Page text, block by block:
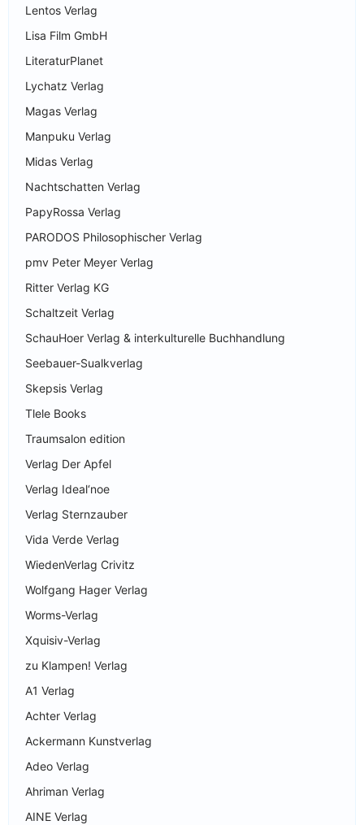
Lentos Verlag
Lisa Film GmbH
LiteraturPlanet
Lychatz Verlag
Magas Verlag
Manpuku Verlag
Midas Verlag
Nachtschatten Verlag
PapyRossa Verlag
PARODOS Philosophischer Verlag
pmv Peter Meyer Verlag
Ritter Verlag KG
Schaltzeit Verlag
SchauHoer Verlag & interkulturelle Buchhandlung
Seebauer-Sualkverlag
Skepsis Verlag
Tlele Books
Traumsalon edition
Verlag Der Apfel
Verlag Ideal‘noe
Verlag Sternzauber
Vida Verde Verlag
WiedenVerlag Crivitz
Wolfgang Hager Verlag
Worms-Verlag
Xquisiv-Verlag
zu Klampen! Verlag
A1 Verlag
Achter Verlag
Ackermann Kunstverlag
Adeo Verlag
Ahriman Verlag
AINE Verlag